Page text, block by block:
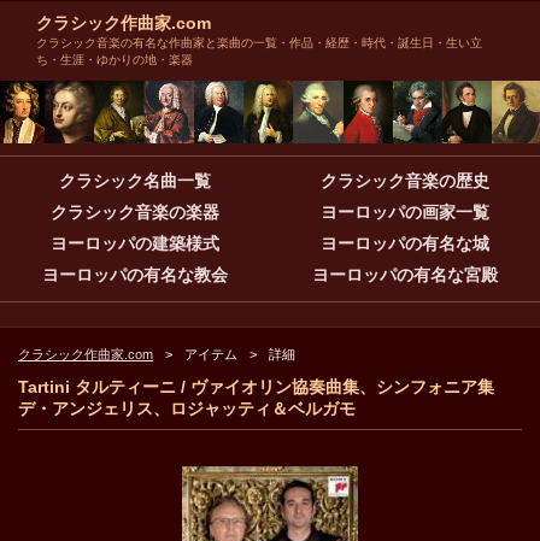
クラシック作曲家.com
クラシック音楽の有名な作曲家と楽曲の一覧・作品・経歴・時代・誕生日・生い立
ち・生涯・ゆかりの地・楽器
クラシック名曲一覧
クラシック音楽の歴史
クラシック音楽の楽器
ヨーロッパの画家一覧
ヨーロッパの建築様式
ヨーロッパの有名な城
ヨーロッパの有名な教会
ヨーロッパの有名な宮殿
クラシック作曲家.com アイテム 詳細
Tartini タルティーニ / ヴァイオリン協奏曲集、シンフォニア集
デ・アンジェリス、ロジャッティ＆ベルガモ